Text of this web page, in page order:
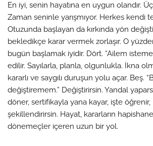
En iyi, senin hayatına en uygun olandır.
Zaman seninle yarışmıyor. Herkes kendi
Otuzunda başlayan da kırkında yön
bekledikçe karar vermek zorlaşır. O
bugün başlamak iyidir. Dört. “Ailem
edilir. Sayılarla, planla, olgunlukla. İkna
kararlı ve saygılı duruşun yolu açar. Beş.
değiştiremem.” Değiştirirsin. Yandal
döner, sertifikayla yana kayar, işte
şekillendirirsin. Hayat, kararların
dönemeçler içeren uzun bir yol.